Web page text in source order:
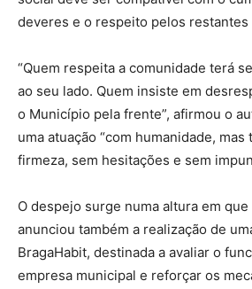
deveres e o respeito pelos
“Quem respeita a comunidade terá
ao seu lado. Quem insiste em
o Município pela frente”, afirmou o
uma atuação “com humanidade, mas
firmeza, sem hesitações e sem
O despejo surge numa altura em
anunciou também a realização de
BragaHabit, destinada a avaliar o
empresa municipal e reforçar os